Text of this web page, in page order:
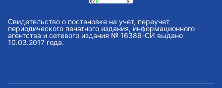
Свидетельство о постановке на учет, переучет
периодического печатного издания, информационного
агентства и сетевого издания № 16386-СИ выдано
10.03.2017 года.